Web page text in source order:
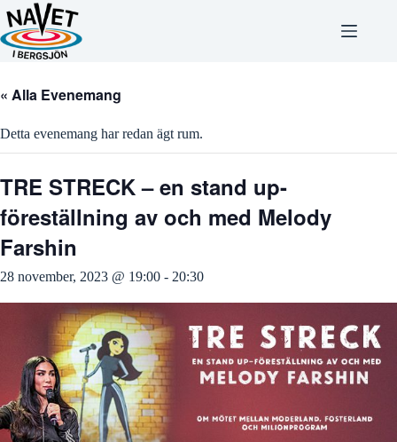
Hoppa
till
innehåll
« Alla Evenemang
Detta evenemang har redan ägt rum.
TRE STRECK – en stand up-
föreställning av och med Melody
Farshin
28 november, 2023 @ 19:00 - 20:30